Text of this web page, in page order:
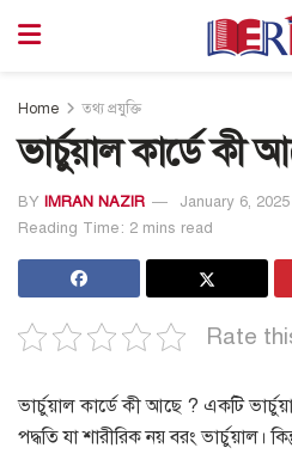
Home তথ্য প্রযুক্তি
ভার্চুয়াল কার্ডে কী
BY IMRAN NAZIR
January 6, 2025
Reading Time: 2 mins read
Rate
ভার্চুয়াল কার্ডে কী আছে ? একটি
পদ্ধতি যা শারীরিক নয় বরং ভার্চুয়াল।